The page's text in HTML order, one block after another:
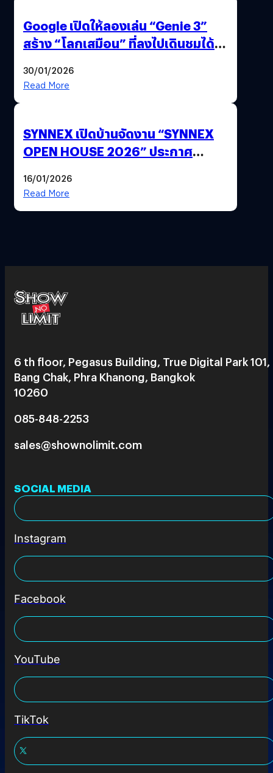
Google เปิดให้ลองเล่น “Genie 3”
สร้าง “โลกเสมือน” ที่ลงไปเดินชมได้
30/01/2026
Read More
SYNNEX เปิดบ้านจัดงาน “SYNNEX
OPEN HOUSE 2026” ประกาศ
ได้ 53,000 ล้านบาท
16/01/2026
Read More
6 th floor, Pegasus Building, True Digital Park 101,
Bang Chak, Phra Khanong, Bangkok
10260
085-848-2253
sales@shownolimit.com
SOCIAL MEDIA
Instagram
Facebook
YouTube
TikTok